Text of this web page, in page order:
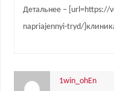
Детальнее – [url=https://
napriajennyi-tryd/
1win_ohEn